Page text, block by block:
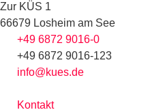
Zur KÜS 1
66679 Losheim am See
+49 6872 9016-0
+49 6872 9016-123
info@kues.de
Kontakt